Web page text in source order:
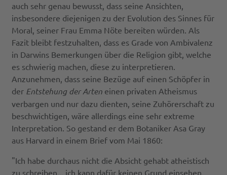
auch sehr genau bewusst, dass seine Ansichten,
insbesondere diejenigen zu der Evolution des Sinnes für
Moral, seiner Frau Emma Nöte bereiten würden. Als
Fazit bleibt festzuhalten, dass es Grade von Ambivalenz
in Darwins Bemerkungen über die Religion gibt, welche
es schwierig machen, diese zu interpretieren.
Anzunehmen, dass seine Bezüge auf einen Schöpfer in
der Entstehung der Arten einen privaten Atheismus
verbargen und nur dazu dienten, seine Zuhörerschaft zu
beschwichtigen, wäre allerdings eine sehr extreme
Interpretation. So gestand er dem Botaniker Asa Gray
aus Harvard in einem Brief vom Mai 1860:
"Ich habe durchaus nicht die Absicht gehabt atheistisch
zu schreiben... ich kann dafür keinen Grund einsehen,